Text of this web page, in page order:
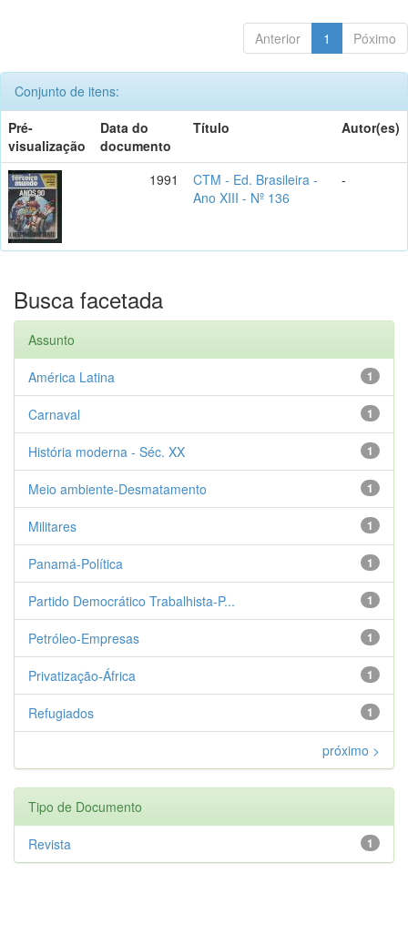
Anterior 1 Póximo
Conjunto de itens:
Pré-
visualização
Data do
documento
Título Autor(es)
1991
CTM - Ed. Brasileira -
Ano XIII - Nº 136
-
Busca facetada
Assunto
1
América Latina
1
Carnaval
1
História moderna - Séc. XX
1
Meio ambiente-Desmatamento
1
Militares
1
Panamá-Política
1
Partido Democrático Trabalhista-P...
1
Petróleo-Empresas
1
Privatização-África
1
Refugiados
próximo >
Tipo de Documento
1
Revista